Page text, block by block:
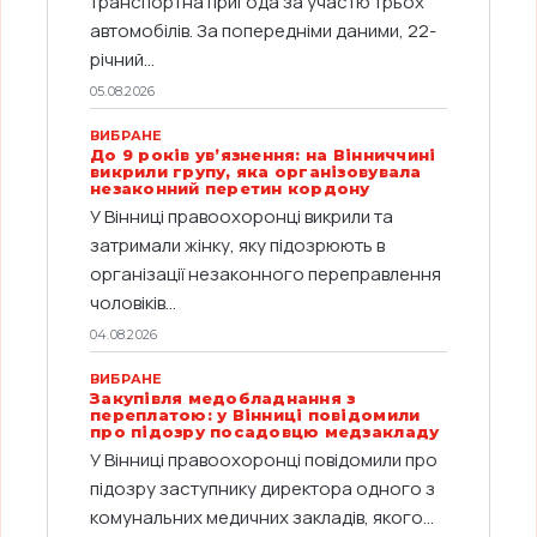
автомобілів. За попередніми даними, 22-
річний...
05.08.2026
ВИБРАНЕ
До 9 років ув’язнення: на Вінниччині
викрили групу, яка організовувала
незаконний перетин кордону
У Вінниці правоохоронці викрили та
затримали жінку, яку підозрюють в
організації незаконного переправлення
чоловіків...
04.08.2026
ВИБРАНЕ
Закупівля медобладнання з
переплатою: у Вінниці повідомили
про підозру посадовцю медзакладу
У Вінниці правоохоронці повідомили про
підозру заступнику директора одного з
комунальних медичних закладів, якого...